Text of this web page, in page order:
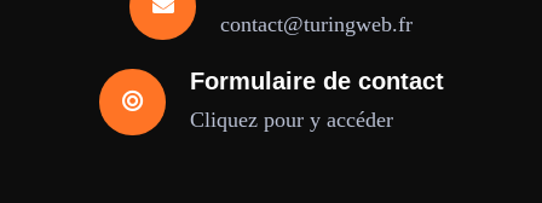
contact@turingweb.fr
Formulaire de contact
Cliquez pour y accéder